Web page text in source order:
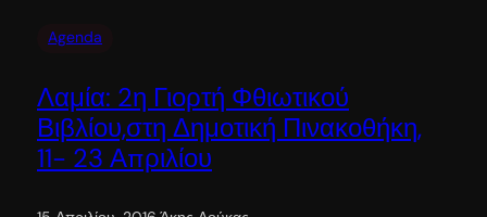
Agenda
Λαμία: 2η Γιορτή Φθιωτικού
Βιβλίου,στη Δημοτική Πινακοθήκη,
11- 23 Απριλίου